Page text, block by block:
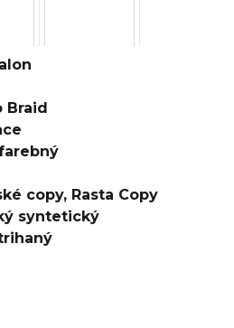
Braid
copy, Rasta Copy
syntetický